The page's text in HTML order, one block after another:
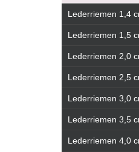
Lederriemen 1,4
Lederriemen 1,5
Lederriemen 2,0
Lederriemen 2,5
Lederriemen 3,0
Lederriemen 3,5
Lederriemen 4,0